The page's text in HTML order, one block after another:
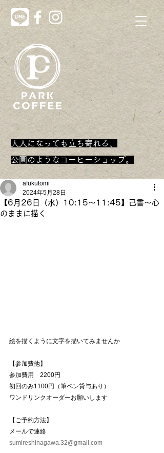
大人になっても立ち寄れる、
​公園のようなコーヒーショップ。
【6月26日（水）10:15～11:45】己書〜心
のままに描く
afukutomi
2024年5月28日
絵を描くように文字を描いてみませんか
【参加費他】
参加費用　2200円
初回のみ1100円（筆ペン貸与あり）
ワンドリンクオーダーお願いします
【ご予約方法】
メールで連絡
sumireshinagawa.32@gmail.com